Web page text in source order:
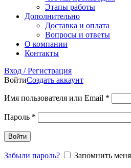
Этапы работы
Дополнительно
Доставка и оплата
Вопросы и ответы
О компании
Контакты
Вход / Регистрация
ВойтиСоздать аккаунт
Имя пользователя или Email *
Пароль *
Войти
Забыли пароль?
Запомнить меня